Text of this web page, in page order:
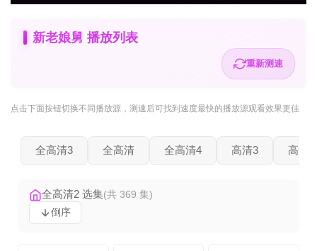
新老娘舅 播放列表
重新测速
点击下面按钮切换不同播放源 ，测速后可找到速度最快的播放源观看效果更佳
全高清3 全高清 全高清4 高清3 高清2
全高清2 选集(共 369 集)
倒序